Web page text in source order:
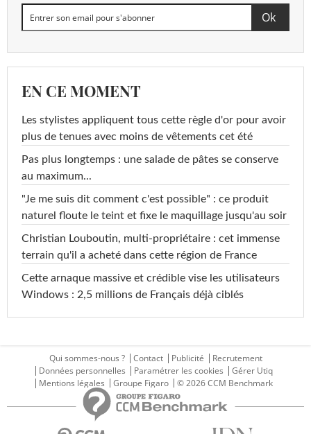
EN CE MOMENT
Les stylistes appliquent tous cette règle d'or pour avoir
plus de tenues avec moins de vêtements cet été
Pas plus longtemps : une salade de pâtes se conserve
au maximum...
"Je me suis dit comment c'est possible" : ce produit
naturel floute le teint et fixe le maquillage jusqu'au soir
Christian Louboutin, multi-propriétaire : cet immense
terrain qu'il a acheté dans cette région de France
Cette arnaque massive et crédible vise les utilisateurs
Windows : 2,5 millions de Français déjà ciblés
Qui sommes-nous ? Contact Publicité
Recrutement
Données personnelles
Paramétrer les cookies
Gérer Utiq
Mentions légales
Groupe Figaro © 2026 CCM Benchmark